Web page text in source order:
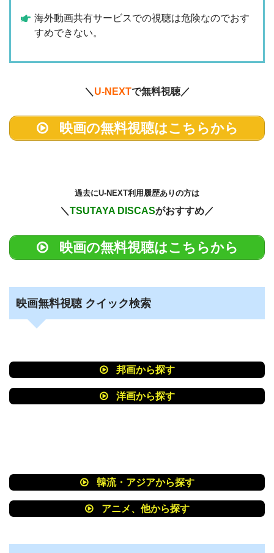
海外動画共有サービスでの視聴は危険なのでおす
すめできない。
＼ U-NEXTで無料視聴／
映画の無料視聴はこちらから
過去にU-NEXT利用履歴ありの方は
＼ TSUTAYA DISCASがおすすめ／
映画の無料視聴はこちらから
映画無料視聴 クイック検索
邦画から探す
洋画から探す
韓流・アジアから探す
アニメ、他から探す